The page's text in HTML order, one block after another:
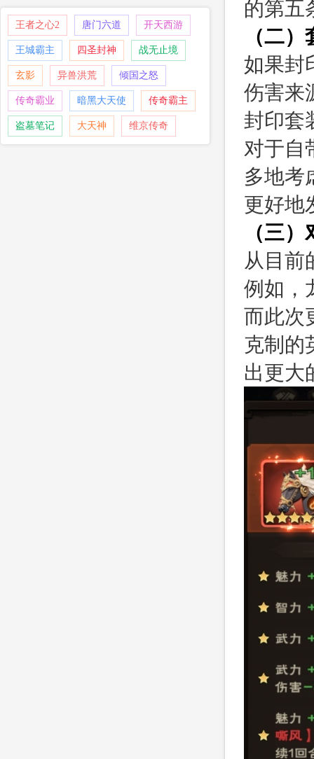
王者之心2 唐门六道 开天西游
王城霸主 四圣封神 战无止境
玄影 异兽洪荒 倾国之怒
传奇霸业 暗黑大天使 传奇霸主
盗墓笔记 大天神 维京传奇
的第五
（二
如果封
伤害来
封印套
对于自
多地考
更好地
（三
从目前
例如，
而此次
克制的
出更大